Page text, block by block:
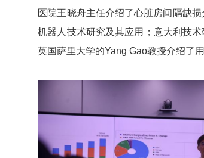
医院王晓舟主任介绍了心脏房间隔缺
机器人技术研究及其应用；意大利技
英国萨里大学的Yang Gao教授介绍了